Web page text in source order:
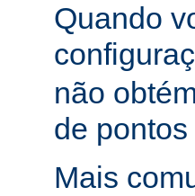
Quando
não
de
Mais